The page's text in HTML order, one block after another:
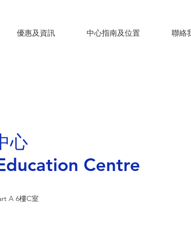
優惠及資訊 中心指南及位置 聯絡
心
Centre
A 6樓C室